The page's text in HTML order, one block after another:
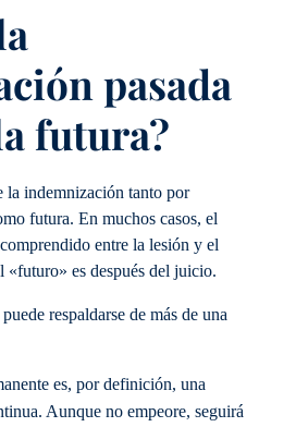
pasada
futura?
la indemnización tanto por
futura. En muchos casos, el
entre la lesión y el
es después del juicio.
respaldarse de más de una
es, por definición, una
Aunque no empeore, seguirá